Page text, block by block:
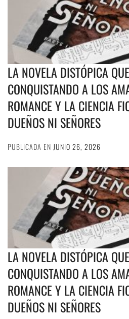
LA NOVELA DISTÓPICA
CONQUISTANDO A LOS
ROMANCE Y LA CIENCIA
DUEÑOS NI SEÑORES
PUBLICADA EN JUNIO 26, 2026
LA NOVELA DISTÓPICA
CONQUISTANDO A LOS
ROMANCE Y LA CIENCIA
DUEÑOS NI SEÑORES